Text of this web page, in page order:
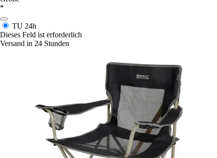
*
TU 24h
Dieses Feld ist erforderlich
Versand in 24 Stunden